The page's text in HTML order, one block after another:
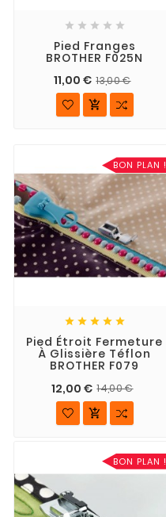
    
Pied Franges
BROTHER F025N
11,00 € 13,00 €

BON PLAN !
    
Pied Étroit Fermeture
À Glissière Téflon
BROTHER F079
12,00 € 14,00 €

BON PLAN !